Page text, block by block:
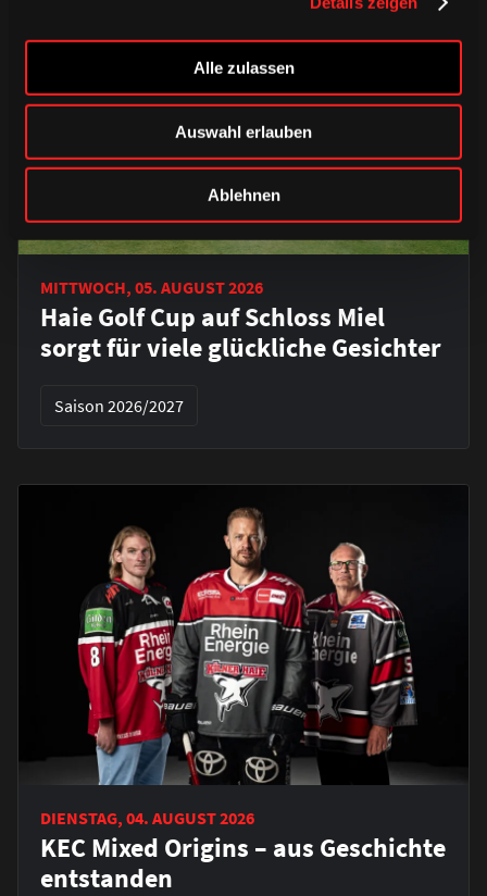
Alle zulassen
Auswahl erlauben
Ablehnen
MITTWOCH, 05. AUGUST 2026
Haie Golf Cup auf Schloss Miel
sorgt für viele glückliche Gesichter
Saison 2026/2027
DIENSTAG, 04. AUGUST 2026
KEC Mixed Origins – aus Geschichte
entstanden